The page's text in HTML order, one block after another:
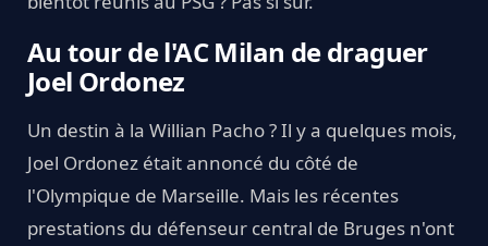
Au tour de l'AC Milan de draguer
Joel Ordonez
Un destin à la Willian Pacho ? Il y a quelques mois,
Joel Ordonez était annoncé du côté de
l'Olympique de Marseille. Mais les récentes
prestations du défenseur central de Bruges n'ont